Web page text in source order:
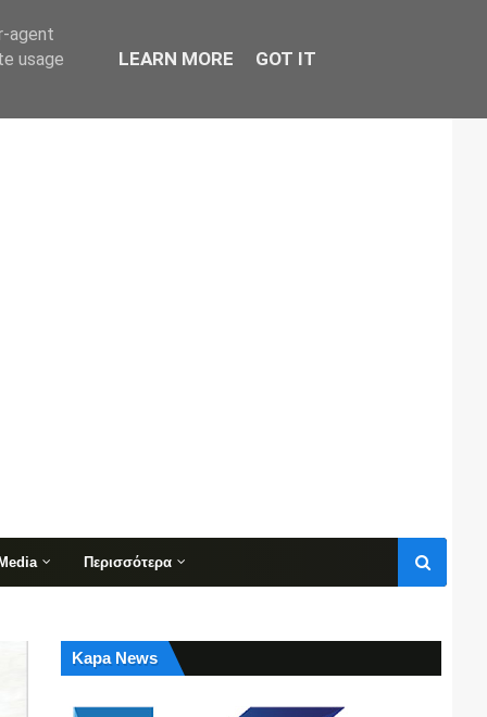
Περισσότερα
Kapa News
agent
usage
LEARN MORE GOT IT